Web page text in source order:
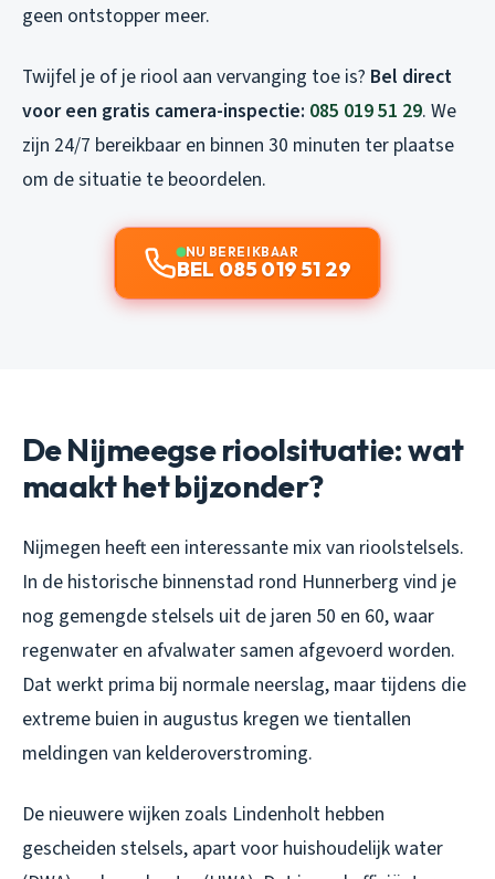
geen ontstopper meer.
Twijfel je of je riool aan vervanging toe is? Bel direct
voor een gratis camera-inspectie: 085 019 51 29. We
zijn 24/7 bereikbaar en binnen 30 minuten ter plaatse
om de situatie te beoordelen.
NU BEREIKBAAR
BEL 085 019 51 29
De Nijmeegse rioolsituatie: wat
maakt het bijzonder?
Nijmegen heeft een interessante mix van rioolstelsels.
In de historische binnenstad rond Hunnerberg vind je
nog gemengde stelsels uit de jaren 50 en 60, waar
regenwater en afvalwater samen afgevoerd worden.
Dat werkt prima bij normale neerslag, maar tijdens die
extreme buien in augustus kregen we tientallen
meldingen van kelderoverstroming.
De nieuwere wijken zoals Lindenholt hebben
gescheiden stelsels, apart voor huishoudelijk water